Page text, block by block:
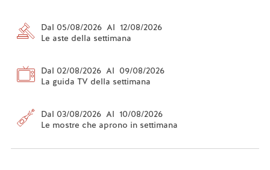
Dal 05/08/2026 Al 12/08/2026
Le aste della settimana
Dal 02/08/2026 Al 09/08/2026
La guida TV della settimana
Dal 03/08/2026 Al 10/08/2026
Le mostre che aprono in settimana